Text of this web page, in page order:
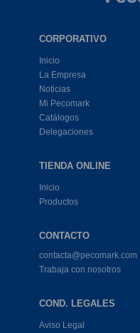
CORPORATIVO
Inicio
La Empresa
Noticias
Mi Pecomark
Catálogos
Delegaciones
TIENDA ONLINE
Inicio
Productos
CONTACTO
contacta@pecomark.com
Trabaja con nosotros
COND. LEGALES
Aviso Legal